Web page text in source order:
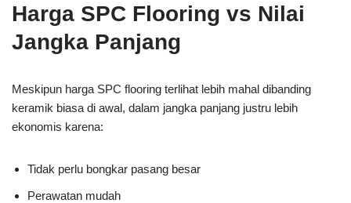
Harga SPC Flooring vs Nilai
Jangka Panjang
Meskipun harga SPC flooring terlihat lebih mahal dibanding
keramik biasa di awal, dalam jangka panjang justru lebih
ekonomis karena:
Tidak perlu bongkar pasang besar
Perawatan mudah